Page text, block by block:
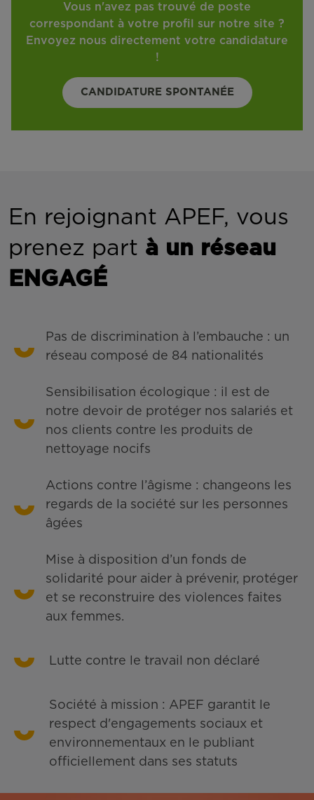
Vous n'avez pas trouvé de poste
correspondant à votre profil sur notre site ?
Envoyez nous directement votre candidature
!
CANDIDATURE SPONTANÉE
En rejoignant APEF, vous
prenez part à un réseau
ENGAGÉ
Pas de discrimination à l’embauche : un
réseau composé de 84 nationalités
Sensibilisation écologique : il est de
notre devoir de protéger nos salariés et
nos clients contre les produits de
nettoyage nocifs
Actions contre l’âgisme : changeons les
regards de la société sur les personnes
âgées
Mise à disposition d’un fonds de
solidarité pour aider à prévenir, protéger
et se reconstruire des violences faites
aux femmes.
Lutte contre le travail non déclaré
Société à mission : APEF garantit le
respect d'engagements sociaux et
environnementaux en le publiant
officiellement dans ses statuts